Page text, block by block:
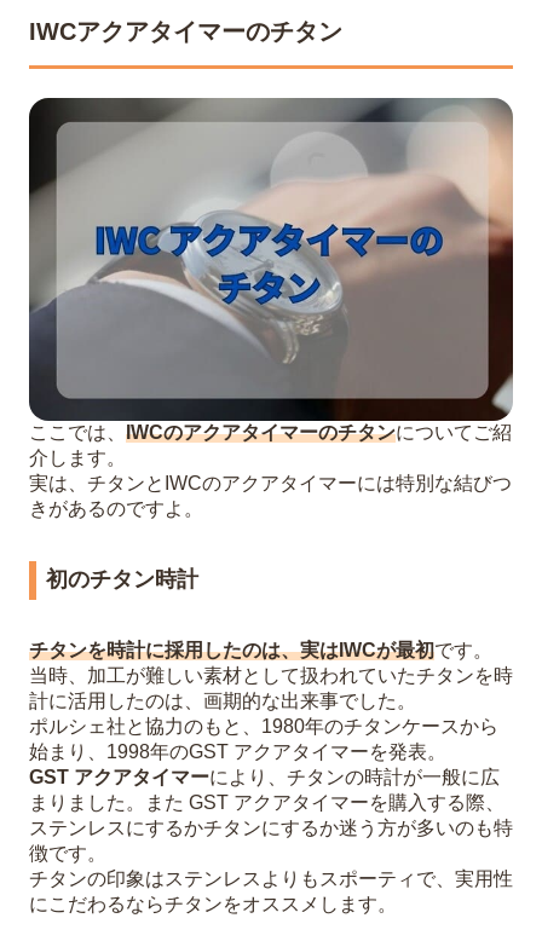
IWCアクアタイマーのチタン
ここでは、 IWCのアクアタイマーのチタンについてご紹
介します。
実は、チタンとIWCのアクアタイマーには特別な結びつ
きがあるのですよ。
初のチタン時計
チタンを時計に採用したのは、実はIWCが最初です。
当時、加工が難しい素材として扱われていたチタンを時
計に活用したのは、画期的な出来事でした。
ポルシェ社と協力のもと、1980年のチタンケースから
始まり、1998年のGST アクアタイマーを発表。
GST アクアタイマーにより、チタンの時計が一般に広
まりました。また GST アクアタイマーを購入する際、
ステンレスにするかチタンにするか迷う方が多いのも特
徴です。
チタンの印象はステンレスよりもスポーティで、実用性
にこだわるならチタンをオススメします。